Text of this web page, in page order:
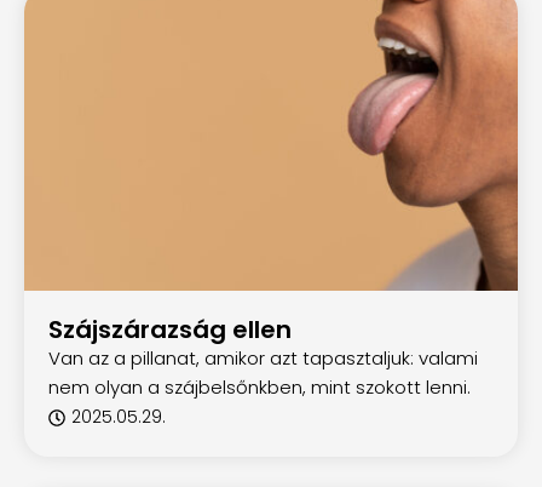
Szájszárazság ellen
Van az a pillanat, amikor azt tapasztaljuk: valami
nem olyan a szájbelsőnkben, mint szokott lenni.
2025.05.29.